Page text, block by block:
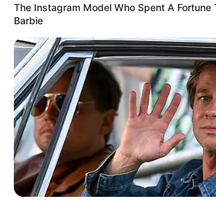
The Instagram Model Who Spent A Fortune
Barbie